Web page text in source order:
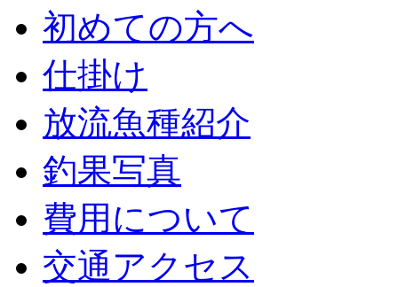
初めての方へ
仕掛け
放流魚種紹介
釣果写真
費用について
交通アクセス